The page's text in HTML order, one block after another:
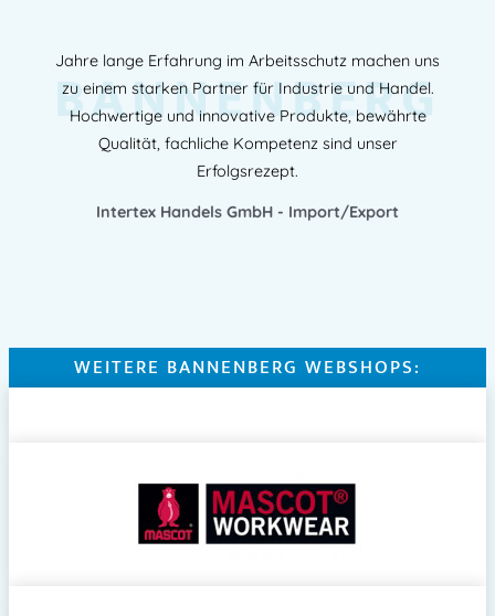
Jahre lange Erfahrung im Arbeitsschutz machen uns
zu einem starken Partner für Industrie und Handel.
Hochwertige und innovative Produkte, bewährte
Qualität, fachliche Kompetenz sind unser
Erfolgsrezept.
Intertex Handels GmbH - Import/Export
BANNENBERG
WEITERE BANNENBERG WEBSHOPS: